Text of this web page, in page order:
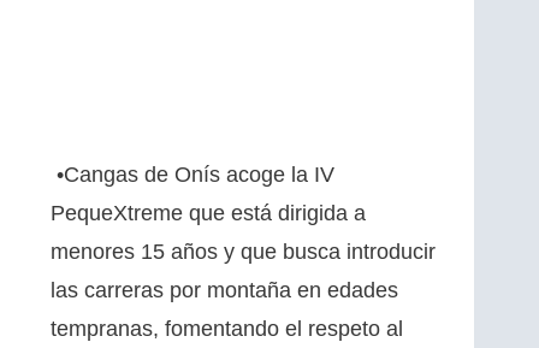
•Cangas de Onís acoge la IV
PequeXtreme que está dirigida a
menores 15 años y que busca introducir
las carreras por montaña en edades
tempranas, fomentando el respeto al